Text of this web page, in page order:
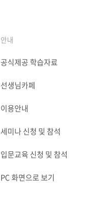
안내
공식제공 학습자료
선생님카페
이용안내
세미나 신청 및 참석
입문교육 신청 및 참석
PC 화면으로 보기